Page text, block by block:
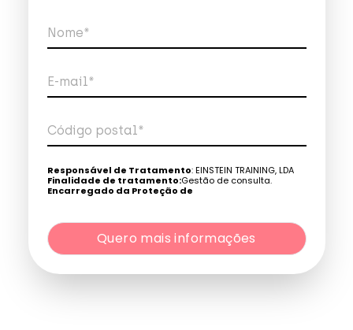
Nome*
E-mail*
Telefone*
Código postal*
Responsável de Tratamento: EINSTEIN TRAINING, LDA
Finalidade de tratamento:Gestão de consulta.
Encarregado da Proteção de
por obrigação legal. / Direitos: aceder, retificar e excluir os
dados, bem como outros direitos, conforme o explicito na
Política de Privacidade.
Quero mais informações